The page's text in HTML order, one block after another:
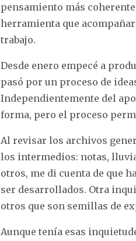
pensamiento más
herramienta que
trabajo.
Desde enero empecé a
pasó por un proceso de
Independientemente del
forma, pero el proceso
Al revisar los archivos
los intermedios: notas,
otros, me di cuenta de que
ser desarrollados. Otra
otros que son semillas de
Aunque tenía esas